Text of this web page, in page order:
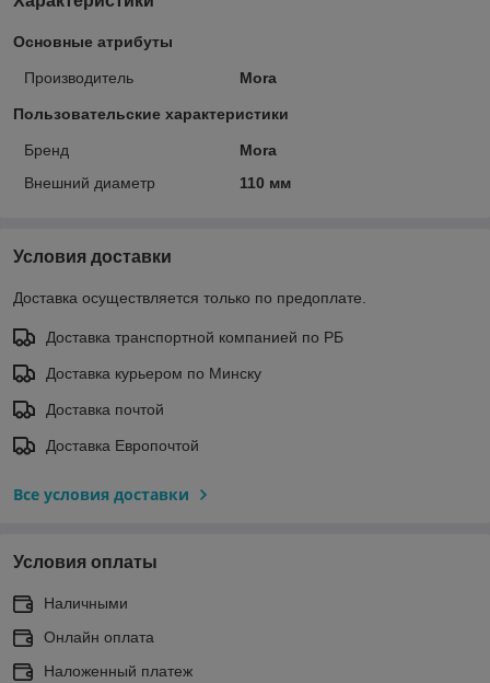
Основные атрибуты
Производитель Mora
Пользовательские характеристики
Бренд
Mora
Внешний диаметр
110 мм
Условия доставки
Доставка осуществляется только по предоплате.
Доставка транспортной компанией по РБ
Доставка курьером по Минску
Доставка почтой
Доставка Европочтой
Все условия доставки
Условия оплаты
Наличными
Онлайн оплата
Наложенный платеж